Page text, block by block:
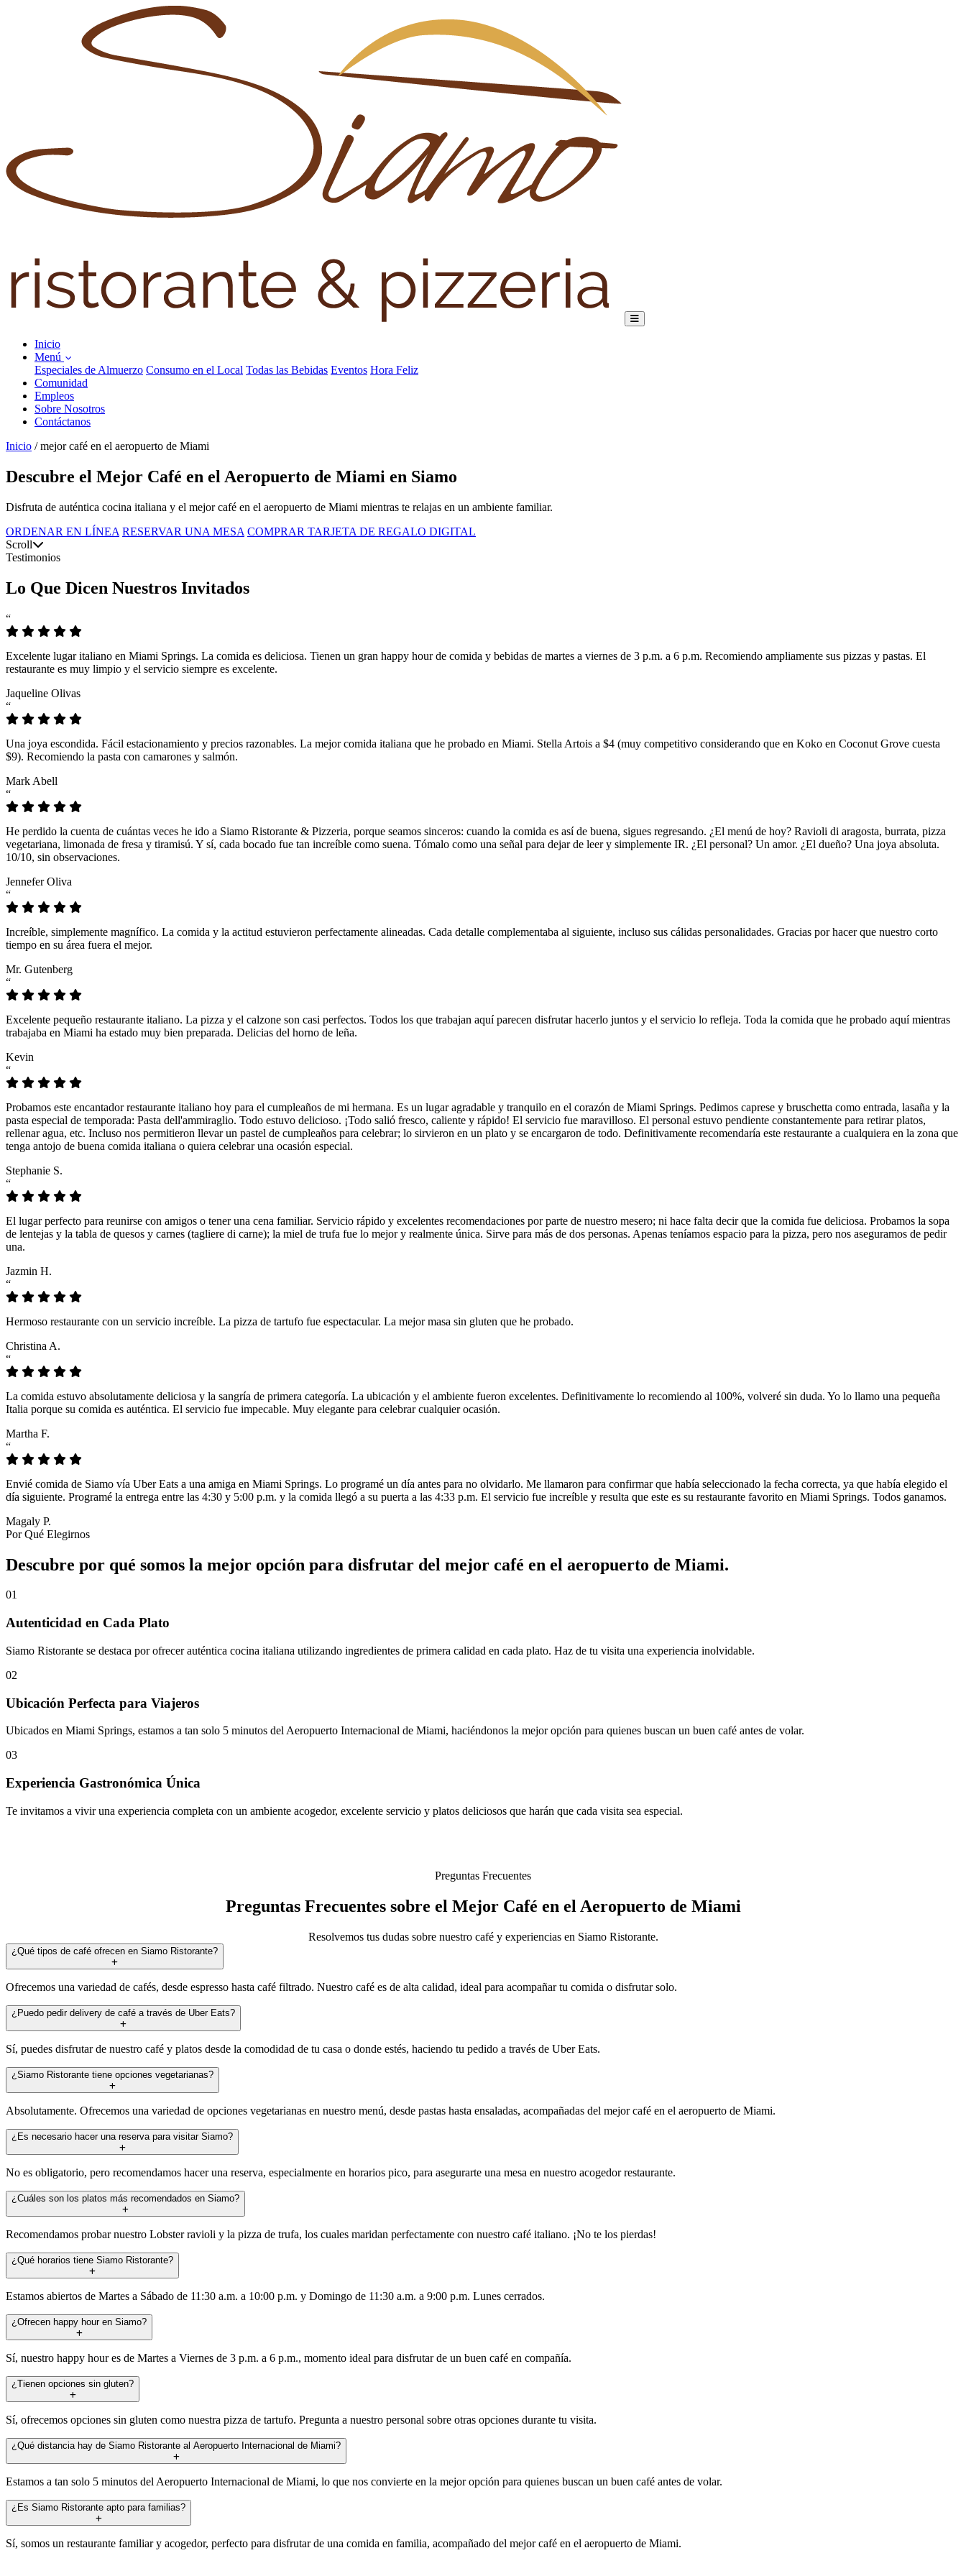
Inicio
Menú
Especiales de Almuerzo Consumo en el Local Todas las Bebidas Eventos Hora Feliz
Comunidad
Empleos
Sobre Nosotros
Contáctanos
Inicio / mejor café en el aeropuerto de Miami
Descubre el Mejor Café en el Aeropuerto de Miami en Siamo
Disfruta de auténtica cocina italiana y el mejor café en el aeropuerto de Miami mientras te relajas en un ambiente familiar.
ORDENAR EN LÍNEA RESERVAR UNA MESA COMPRAR TARJETA DE REGALO DIGITAL
Scroll
Testimonios
Lo Que Dicen Nuestros Invitados
“
Excelente lugar italiano en Miami Springs. La comida es deliciosa. Tienen un gran happy hour de comida y bebidas de martes a viernes de 3 p.m. a 6 p.m. Recomiendo ampliamente sus pizzas y pastas. El
restaurante es muy limpio y el servicio siempre es excelente.
Jaqueline Olivas
“
Una joya escondida. Fácil estacionamiento y precios razonables. La mejor comida italiana que he probado en Miami. Stella Artois a $4 (muy competitivo considerando que en Koko en Coconut Grove cuesta
$9). Recomiendo la pasta con camarones y salmón.
Mark Abell
“
He perdido la cuenta de cuántas veces he ido a Siamo Ristorante & Pizzeria, porque seamos sinceros: cuando la comida es así de buena, sigues regresando. ¿El menú de hoy? Ravioli di aragosta, burrata, pizza
vegetariana, limonada de fresa y tiramisú. Y sí, cada bocado fue tan increíble como suena. Tómalo como una señal para dejar de leer y simplemente IR. ¿El personal? Un amor. ¿El dueño? Una joya absoluta.
10/10, sin observaciones.
Jennefer Oliva
“
Increíble, simplemente magnífico. La comida y la actitud estuvieron perfectamente alineadas. Cada detalle complementaba al siguiente, incluso sus cálidas personalidades. Gracias por hacer que nuestro corto
tiempo en su área fuera el mejor.
Mr. Gutenberg
“
Excelente pequeño restaurante italiano. La pizza y el calzone son casi perfectos. Todos los que trabajan aquí parecen disfrutar hacerlo juntos y el servicio lo refleja. Toda la comida que he probado aquí mientras
trabajaba en Miami ha estado muy bien preparada. Delicias del horno de leña.
Kevin
“
Probamos este encantador restaurante italiano hoy para el cumpleaños de mi hermana. Es un lugar agradable y tranquilo en el corazón de Miami Springs. Pedimos caprese y bruschetta como entrada, lasaña y la
pasta especial de temporada: Pasta dell'ammiraglio. Todo estuvo delicioso. ¡Todo salió fresco, caliente y rápido! El servicio fue maravilloso. El personal estuvo pendiente constantemente para retirar platos,
rellenar agua, etc. Incluso nos permitieron llevar un pastel de cumpleaños para celebrar; lo sirvieron en un plato y se encargaron de todo. Definitivamente recomendaría este restaurante a cualquiera en la zona que
tenga antojo de buena comida italiana o quiera celebrar una ocasión especial.
Stephanie S.
“
El lugar perfecto para reunirse con amigos o tener una cena familiar. Servicio rápido y excelentes recomendaciones por parte de nuestro mesero; ni hace falta decir que la comida fue deliciosa. Probamos la sopa
de lentejas y la tabla de quesos y carnes (tagliere di carne); la miel de trufa fue lo mejor y realmente única. Sirve para más de dos personas. Apenas teníamos espacio para la pizza, pero nos aseguramos de pedir
una.
Jazmin H.
“
Hermoso restaurante con un servicio increíble. La pizza de tartufo fue espectacular. La mejor masa sin gluten que he probado.
Christina A.
“
La comida estuvo absolutamente deliciosa y la sangría de primera categoría. La ubicación y el ambiente fueron excelentes. Definitivamente lo recomiendo al 100%, volveré sin duda. Yo lo llamo una pequeña
Italia porque su comida es auténtica. El servicio fue impecable. Muy elegante para celebrar cualquier ocasión.
Martha F.
“
Envié comida de Siamo vía Uber Eats a una amiga en Miami Springs. Lo programé un día antes para no olvidarlo. Me llamaron para confirmar que había seleccionado la fecha correcta, ya que había elegido el
día siguiente. Programé la entrega entre las 4:30 y 5:00 p.m. y la comida llegó a su puerta a las 4:33 p.m. El servicio fue increíble y resulta que este es su restaurante favorito en Miami Springs. Todos ganamos.
Magaly P.
Por Qué Elegirnos
Descubre por qué somos la mejor opción para disfrutar del mejor café en el aeropuerto de Miami.
01
Autenticidad en Cada Plato
Siamo Ristorante se destaca por ofrecer auténtica cocina italiana utilizando ingredientes de primera calidad en cada plato. Haz de tu visita una experiencia inolvidable.
02
Ubicación Perfecta para Viajeros
Ubicados en Miami Springs, estamos a tan solo 5 minutos del Aeropuerto Internacional de Miami, haciéndonos la mejor opción para quienes buscan un buen café antes de volar.
03
Experiencia Gastronómica Única
Te invitamos a vivir una experiencia completa con un ambiente acogedor, excelente servicio y platos deliciosos que harán que cada visita sea especial.
Preguntas Frecuentes
Preguntas Frecuentes sobre el Mejor Café en el Aeropuerto de Miami
Resolvemos tus dudas sobre nuestro café y experiencias en Siamo Ristorante.
¿Qué tipos de café ofrecen en Siamo Ristorante?
Ofrecemos una variedad de cafés, desde espresso hasta café filtrado. Nuestro café es de alta calidad, ideal para acompañar tu comida o disfrutar solo.
¿Puedo pedir delivery de café a través de Uber Eats?
Sí, puedes disfrutar de nuestro café y platos desde la comodidad de tu casa o donde estés, haciendo tu pedido a través de Uber Eats.
¿Siamo Ristorante tiene opciones vegetarianas?
Absolutamente. Ofrecemos una variedad de opciones vegetarianas en nuestro menú, desde pastas hasta ensaladas, acompañadas del mejor café en el aeropuerto de Miami.
¿Es necesario hacer una reserva para visitar Siamo?
No es obligatorio, pero recomendamos hacer una reserva, especialmente en horarios pico, para asegurarte una mesa en nuestro acogedor restaurante.
¿Cuáles son los platos más recomendados en Siamo?
Recomendamos probar nuestro Lobster ravioli y la pizza de trufa, los cuales maridan perfectamente con nuestro café italiano. ¡No te los pierdas!
¿Qué horarios tiene Siamo Ristorante?
Estamos abiertos de Martes a Sábado de 11:30 a.m. a 10:00 p.m. y Domingo de 11:30 a.m. a 9:00 p.m. Lunes cerrados.
¿Ofrecen happy hour en Siamo?
Sí, nuestro happy hour es de Martes a Viernes de 3 p.m. a 6 p.m., momento ideal para disfrutar de un buen café en compañía.
¿Tienen opciones sin gluten?
Sí, ofrecemos opciones sin gluten como nuestra pizza de tartufo. Pregunta a nuestro personal sobre otras opciones durante tu visita.
¿Qué distancia hay de Siamo Ristorante al Aeropuerto Internacional de Miami?
Estamos a tan solo 5 minutos del Aeropuerto Internacional de Miami, lo que nos convierte en la mejor opción para quienes buscan un buen café antes de volar.
¿Es Siamo Ristorante apto para familias?
Sí, somos un restaurante familiar y acogedor, perfecto para disfrutar de una comida en familia, acompañado del mejor café en el aeropuerto de Miami.